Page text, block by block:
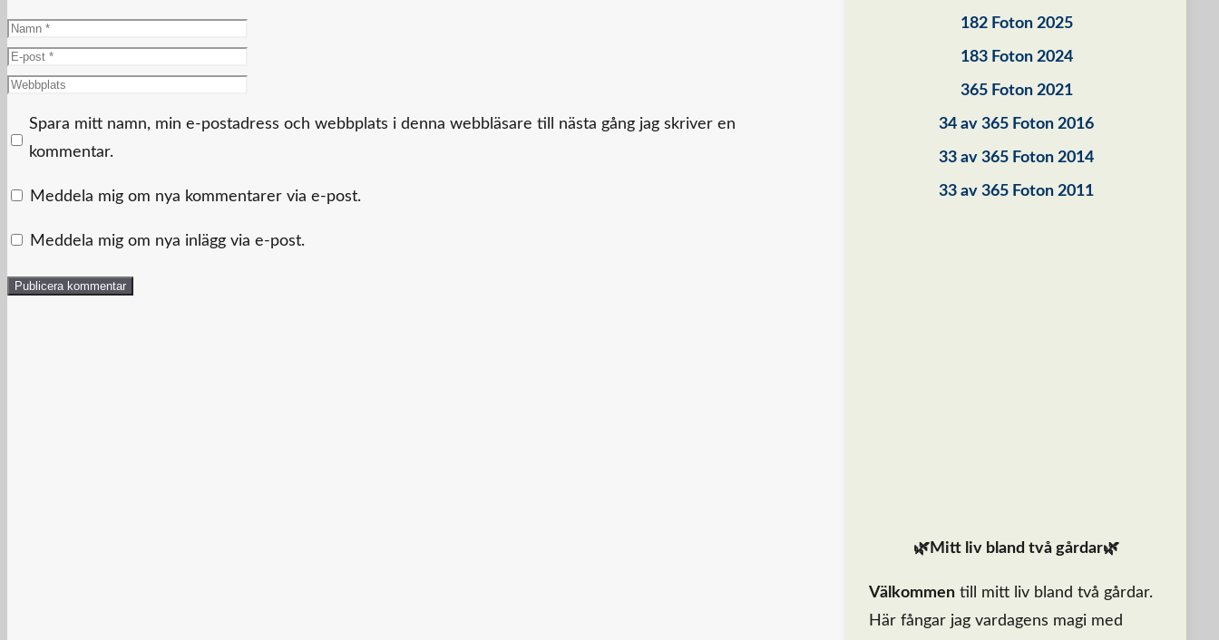
Namn
E-
post
Webbplats
Spara mitt namn, min e-postadress och webbplats i denna webbläsare till nästa gång jag skriver en
kommentar.
Meddela mig om nya kommentarer via e-post.
Meddela mig om nya inlägg via e-post.
182 Foton 2025
183 Foton 2024
365 Foton 2021
34 av 365 Foton 2016
33 av 365 Foton 2014
33 av 365 Foton 2011
🌿Mitt liv bland två gårdar🌿
Välkommen till mitt liv bland två gårdar.
Här fångar jag vardagens magi med